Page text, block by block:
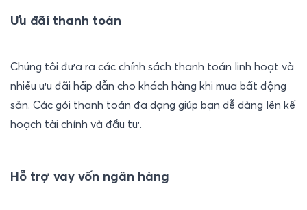
Ưu đãi thanh toán
Chúng tôi đưa ra các chính sách thanh toán linh hoạt và
nhiều ưu đãi hấp dẫn cho khách hàng khi mua bất động
sản. Các gói thanh toán đa dạng giúp bạn dễ dàng lên kế
hoạch tài chính và đầu tư.
Hỗ trợ vay vốn ngân hàng